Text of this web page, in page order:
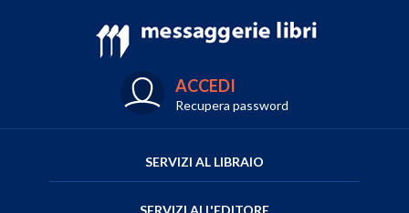
ACCEDI
Recupera password
SERVIZI AL LIBRAIO
SERVIZI ALL'EDITORE